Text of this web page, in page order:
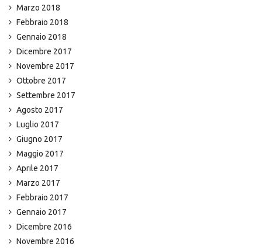
Marzo 2018
Febbraio 2018
Gennaio 2018
Dicembre 2017
Novembre 2017
Ottobre 2017
Settembre 2017
Agosto 2017
Luglio 2017
Giugno 2017
Maggio 2017
Aprile 2017
Marzo 2017
Febbraio 2017
Gennaio 2017
Dicembre 2016
Novembre 2016